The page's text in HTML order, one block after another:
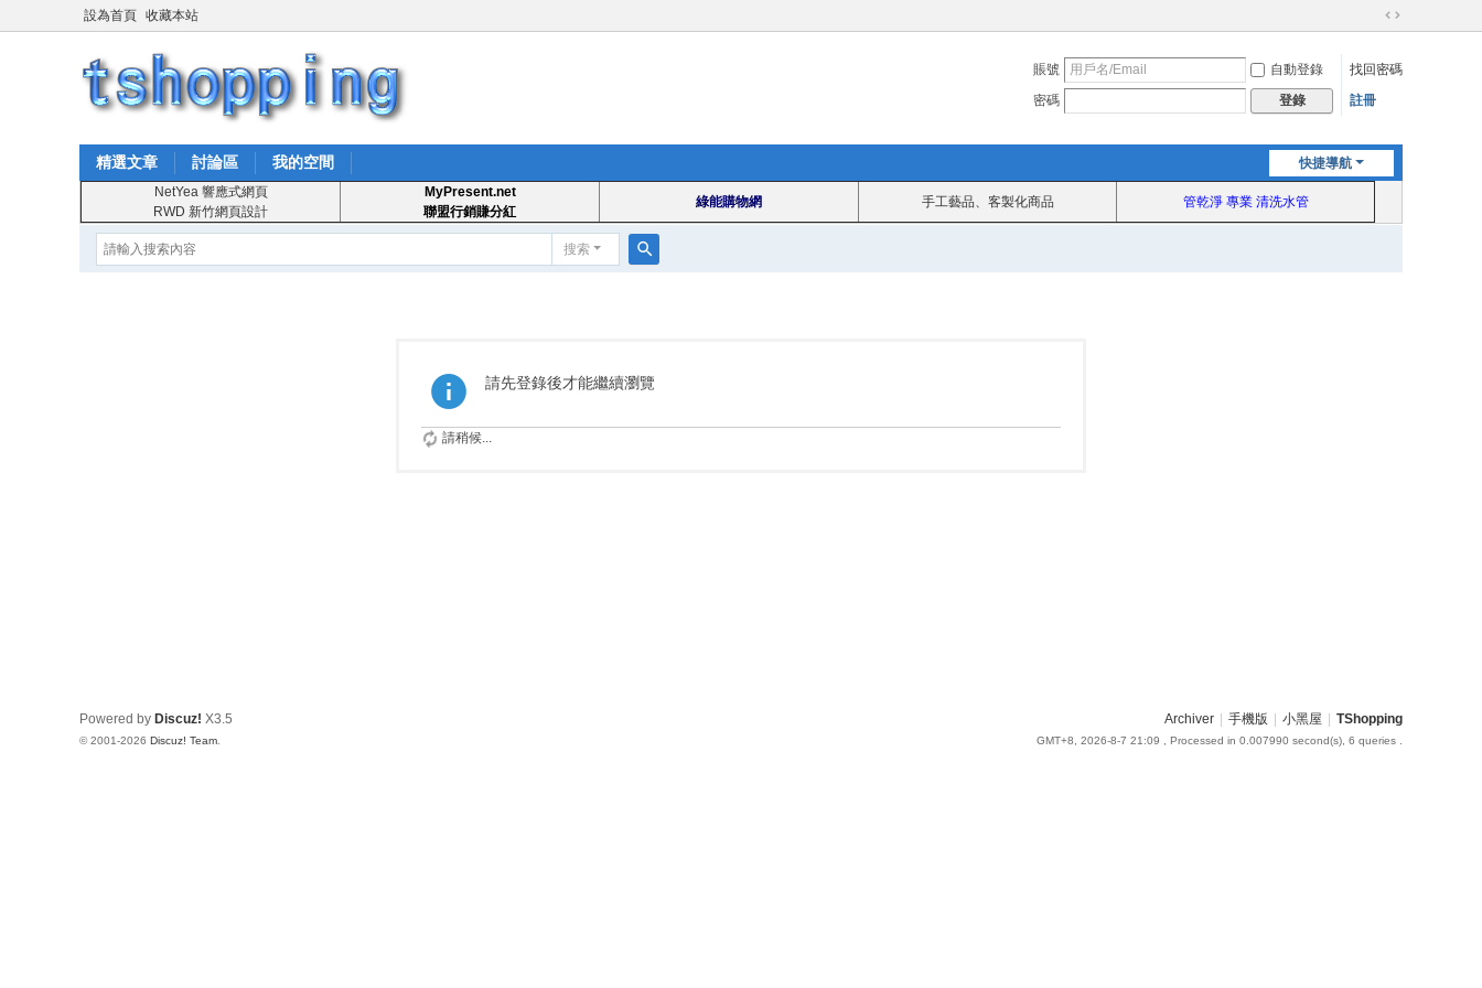
設為首頁 收藏本站
切
到
賬號 自動登錄
找回密碼
密碼
登錄 註冊
快捷導航
精選文章 討論區 我的空間
NetYea 響應式網頁
RWD 新竹網頁設計
MyPresent.net
聯盟行銷賺分紅
綠能購物網 手工藝品、客製化商品 管乾淨 專業 清洗水管
搜索
請先登錄後才能繼續瀏覽
請稍候...
Archiver 手機版 小黑屋 TShopping
GMT+8, 2026-8-7 21:09 , Processed in 0.007990 second(s), 6 queries .
Powered by Discuz! X3.5
© 2001-2026 Discuz! Team